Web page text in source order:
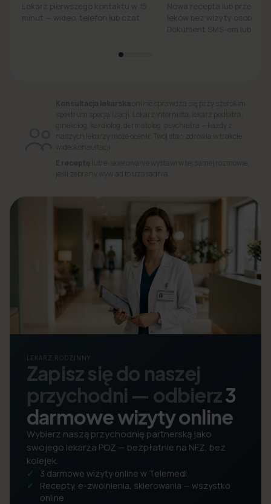
Lekarz pierwszego kontaktu w 15
minut — wideo, telefon lub czat.
Nowa recepta lub
leków bez wizyty osobiście.
Dokument SMS-em lub e-
Konsultacja lekarskaonline sprawdza się przy szerokim
spektrum specjalizacji. Lekarz internista, lekarz pediatra,
ginekolog, kardiolog, dermatolog, psychiatra — każdy z
naszych lekarzy może ocenić Twój stan zdrowia w trakcie
wideokonsultacji.
E receptę lub e-skierowanie wystawi w tej samej rozmowie,
jeśli zebrany wywiad to uzasadnia.
LEKARZ RODZINNY
Zapisz się do naszej
przychodni — odbierz3
darmowe wizyty online
Wybierz naszą przychodnię partnerską jako
swojego lekarza POZ — bezpłatnie na NFZ, bez
kolejek.
3 darmowe wizyty online w Telemedi
Recepty, e-zwolnienia, skierowania — wszystko
online